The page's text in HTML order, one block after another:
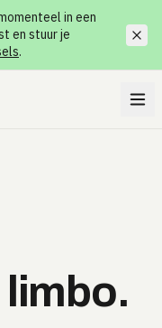
in een
en stuur je
.
limbo.